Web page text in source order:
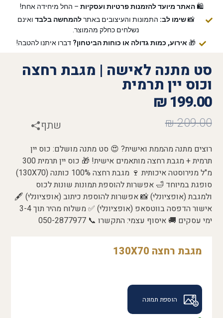
🛍️האתר מיועד להזמנות פרטיות ועסקיות – החל מיחידה אחת!
📸שימו לב: התמונות והעיצובים באתרלהמחשה בלבד ואינם
נשלחים כחלק מהמוצר.
🎁 אירוע, כמות גדולה או כוחות הביטחון? דברו איתנו להטבה!
סט מתנה לאישה | מגבת רחצה
וכוס יין תרמית
199.00
₪
209.00
₪ שתף
רוצים מתנה מהממת ואישית? 😍 סט מתנה מושלם: כוס יין
תרמית + מגבת רחצה מותאמים אישית! 🎁 כוס יין תרמית 300
מ"ל מנירוסטה איכותית 🍷 מגבת רחצה 100% כותנה (130X70)
סופגת במיוחד 🛁 אפשרות להוספת תמונות שונות לכוס
ולמגבת (אופציונלי) 📸 אפשרות להוספת כיתוב (אופציונלי) 🖋️
אישור הדפסה בווטסאפ (אופציונלי) ✅ משלוח מהיר תוך 3-4
ימי עסקים 🚚 איסוף עצמי: התקשרו 📞 050-2877977
מגבת רחצה 130X70
הוספת תמונה